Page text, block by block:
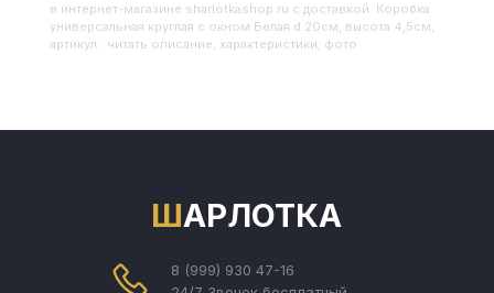
в интернет-магазине sharlotkashop.ru с доставкой. Коробка
универсальная круглая с окном Белая d 20см, высота 4,5см,
артикул : читать описание, характеристики, фото
ШАРЛОТКА
8 (999) 930 47-16